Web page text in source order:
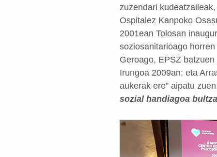
zuzendari
Ospitalez Kanpoko
2001ean Tolosan
soziosanitarioago
Geroago, EPSZ
Irungoa 2009an; eta
aukerak ere” aipatu
sozial handiagoa